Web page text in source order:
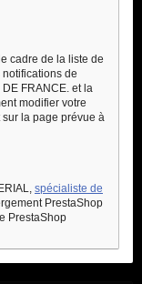
cadre de la liste de
de
FRANCE. et la
modifier votre
la page prévue à
spécialiste de
PrestaShop
PrestaShop